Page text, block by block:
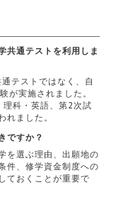
共通テストを利用しま
テストではなく、自
が実施されました。
科・英語、第2次試
れました。
ですか？
を選ぶ理由、出願地の
件、修学資金制度への
ておくことが重要で